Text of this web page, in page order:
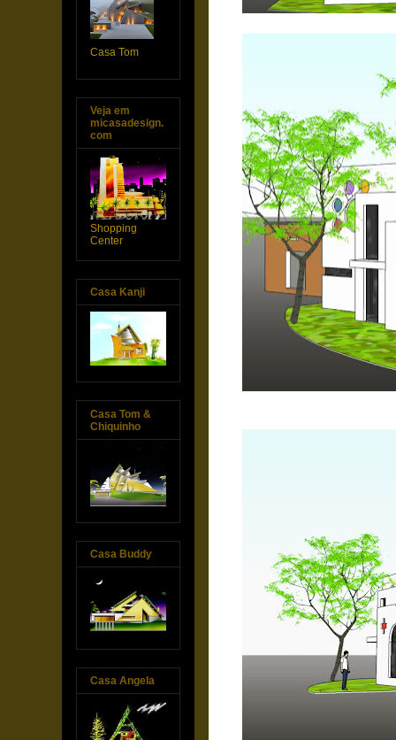
Casa Tom
Veja em
micasadesign.
com
Shopping
Center
Casa Kanji
Casa Tom &
Chiquinho
Casa Buddy
Casa Angela